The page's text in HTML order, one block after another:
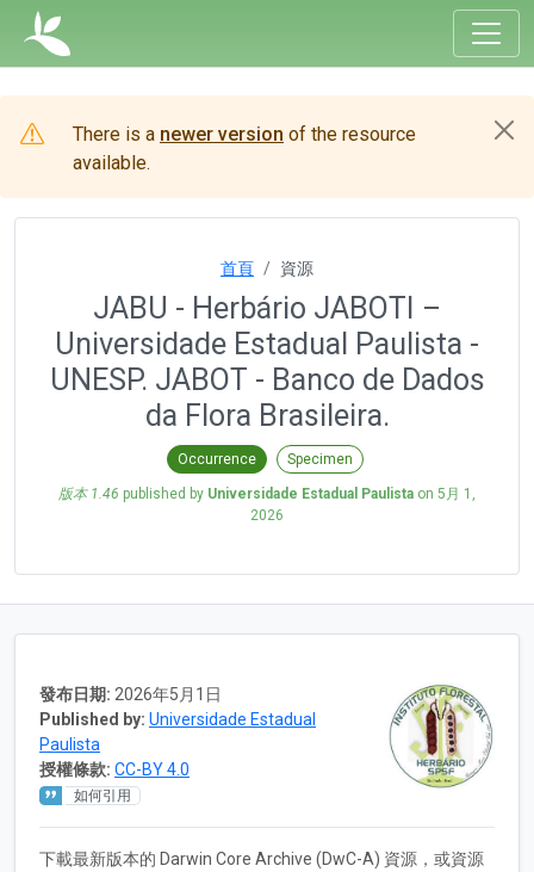
There is a newer version of the resource
available.
首頁 資源
JABU - Herbário JABOTI –
Universidade Estadual Paulista -
UNESP. JABOT - Banco de Dados
da Flora Brasileira.
Occurrence Specimen
版本 1.46 published by Universidade Estadual Paulista on 5月 1,
2026
發布日期: 2026年5月1日
Published by: Universidade Estadual
Paulista
授權條款: CC-BY 4.0
如何引用
下載最新版本的 Darwin Core Archive (DwC-A) 資源，或資源